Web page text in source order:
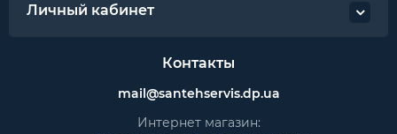
Личный кабинет
Контакты
mail@santehservis.dp.ua
Интернет магазин: